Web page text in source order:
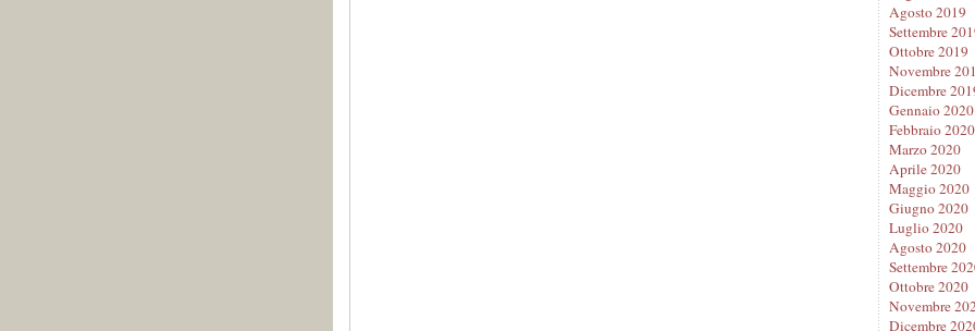
Agosto 2019
Settembre
Ottobre 2019
Novembre
Dicembre
Gennaio 2020
Febbraio 2020
Marzo 2020
Aprile 2020
Maggio 2020
Giugno 2020
Luglio 2020
Agosto 2020
Settembre
Ottobre 2020
Novembre
Dicembre